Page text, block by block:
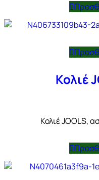
Κολιέ
Κολιέ JOOLS,